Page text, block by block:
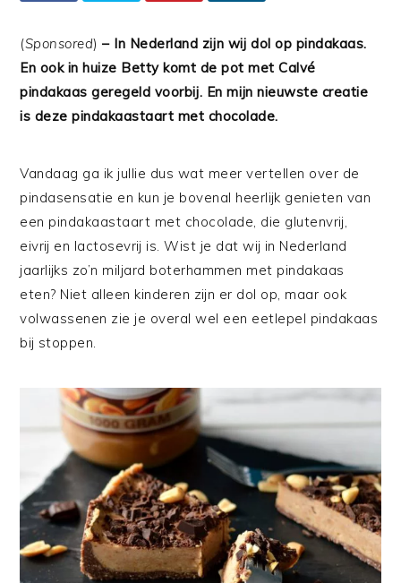
(Sponsored)– In Nederland zijn wij dol op pindakaas.
En ook in huize Betty komt de pot met Calvé
pindakaas geregeld voorbij. En mijn nieuwste creatie
is deze pindakaastaart met chocolade.
Vandaag ga ik jullie dus wat meer vertellen over de
pindasensatie en kun je bovenal heerlijk genieten van
een pindakaastaart met chocolade, die glutenvrij,
eivrij en lactosevrij is. Wist je dat wij in Nederland
jaarlijks zo’n miljard boterhammen met pindakaas
eten? Niet alleen kinderen zijn er dol op, maar ook
volwassenen zie je overal wel een eetlepel pindakaas
bij stoppen.